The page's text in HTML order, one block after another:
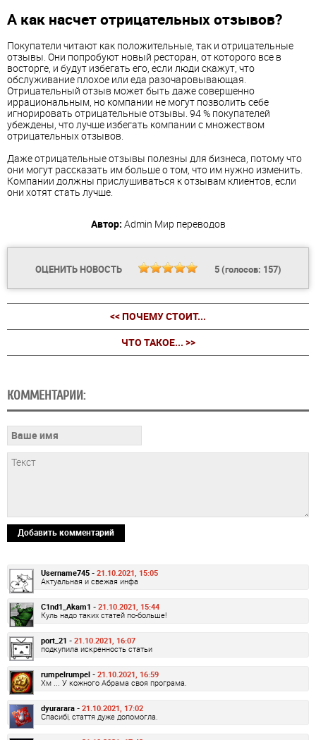
А как насчет отрицательных отзывов?
Покупатели читают как положительные, так и отрицательные
отзывы. Они попробуют новый ресторан, от которого все в
восторге, и будут избегать его, если люди скажут, что
обслуживание плохое или еда разочаровывающая.
Отрицательный отзыв может быть даже совершенно
иррациональным, но компании не могут позволить себе
игнорировать отрицательные отзывы. 94 % покупателей
убеждены, что лучше избегать компании с множеством
отрицательных отзывов.
Даже отрицательные отзывы полезны для бизнеса, потому что
они могут рассказать им больше о том, что им нужно изменить.
Компании должны прислушиваться к отзывам клиентов, если
они хотят стать лучше.
Автор: Admin Мир переводов
ОЦЕНИТЬ НОВОСТЬ 5(голосов: 157)
<< ПОЧЕМУ СТОИТ...
ЧТО ТАКОЕ... >>
КОММЕНТАРИИ:
Добавить комментарий
Username745 - 21.10.2021, 15:05
Актуальная и свежая инфа
C1nd1_Akam1 - 21.10.2021, 15:44
Куль надо таких статей по-больше!
port_21 - 21.10.2021, 16:07
подкупила искренность статьи
rumpelrumpel - 21.10.2021, 16:59
Хм ... У кожного Абрама своя програма.
dyurarara - 21.10.2021, 17:02
Спасибі, стаття дуже допомогла.